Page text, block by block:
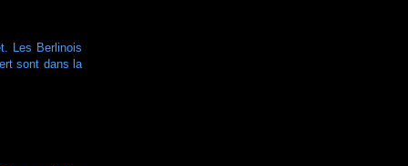
Les Berlinois
sont dans la